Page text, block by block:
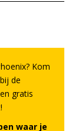
Kom
de
gratis
waar je